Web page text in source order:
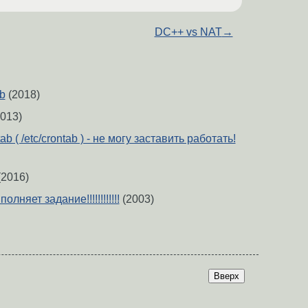
DC++ vs NAT→
(2018)
( /etc/crontab ) - не могу заставить работать!
задание!!!!!!!!!!!! (2003)
Вверх